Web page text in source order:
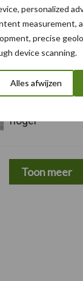
personalized
measurement,
precise
device scanning.
Alles afwijzen
Caterpillar
elektrische
Komatsu
hoger
Toon meer